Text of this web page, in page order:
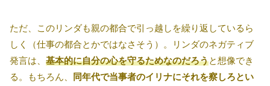
ただ、このリンダも親の都合で引っ越しを繰り返しているら
しく（仕事の都合とかではなさそう）。リンダのネガティブ
発言は、 基本的に自分の心を守るためなのだろうと想像でき
る。もちろん、
同年代で当事者のイリナにそれを察しろとい